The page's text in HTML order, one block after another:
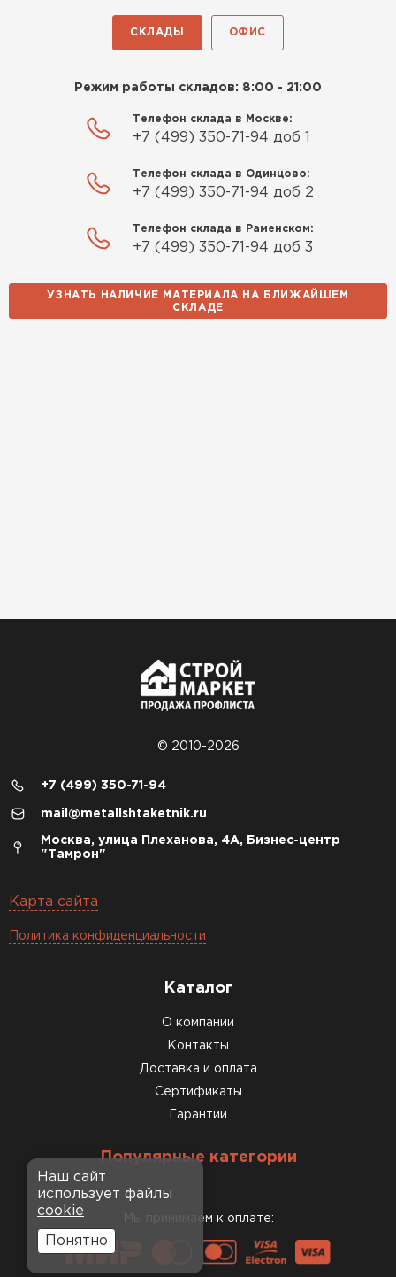
СКЛАДЫ ОФИС
Режим работы складов: 8:00 - 21:00
Телефон склада в Москве:
+7 (499) 350-71-94 доб 1
Телефон склада в Одинцово:
+7 (499) 350-71-94 доб 2
Телефон склада в Раменском:
+7 (499) 350-71-94 доб 3
УЗНАТЬ НАЛИЧИЕ МАТЕРИАЛА НА БЛИЖАЙШЕМ
СКЛАДЕ
© 2010-2026
+7 (499) 350-71-94
mail@metallshtaketnik.ru
Москва, улица Плеханова, 4А, Бизнес-центр
"Тамрон"
Карта сайта
Политика конфиденциальности
Каталог
О компании
Контакты
Доставка и оплата
Сертификаты
Гарантии
Популярные категории
Мы принимаем к оплате:
Наш сайт
использует файлы
cookie
Понятно